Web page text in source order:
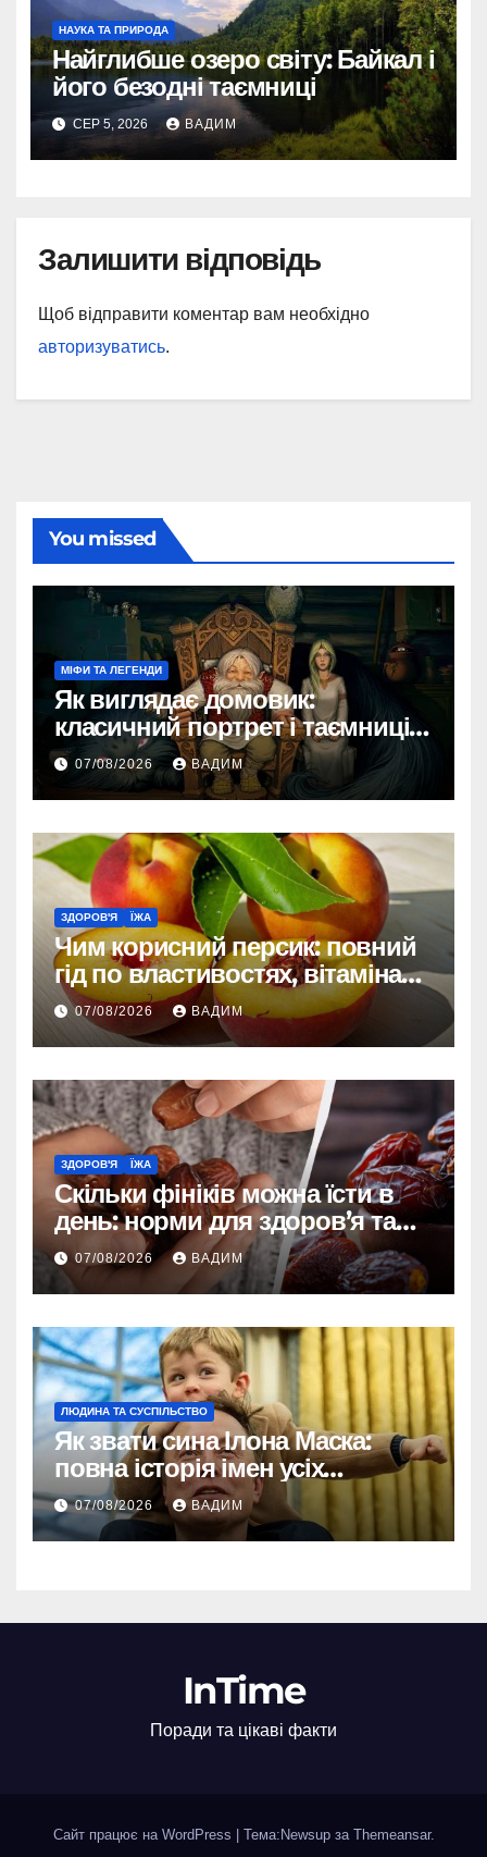
НАУКА ТА ПРИРОДА
Найглибше озеро світу: Байкал і
його безодні таємниці
СЕР 5, 2026 ВАДИМ
Залишити відповідь
Щоб відправити коментар вам необхідно
авторизуватись.
You missed
МІФИ ТА ЛЕГЕНДИ
Як виглядає домовик:
класичний портрет і таємниці
зовнішності
07/08/2026 ВАДИМ
ЗДОРОВ'Я ЇЖА
Чим корисний персик: повний
гід по властивостях, вітамінах і
впливі на організм
07/08/2026 ВАДИМ
ЗДОРОВ'Я ЇЖА
Скільки фініків можна їсти в
день: норми для здоров’я та
енергії
07/08/2026 ВАДИМ
ЛЮДИНА ТА СУСПІЛЬСТВО
Як звати сина Ілона Маска:
повна історія імен усіх
хлопчиків мільярдера
07/08/2026 ВАДИМ
InTime
Поради та цікаві факти
Сайт працює на WordPress Тема:Newsup за Themeansar.